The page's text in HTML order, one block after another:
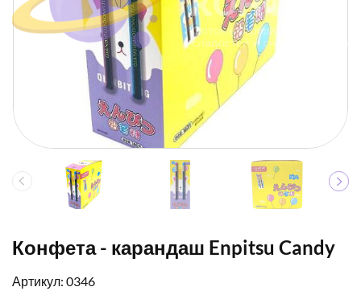
Конфета - карандаш Enpitsu Candy
Артикул: 0346